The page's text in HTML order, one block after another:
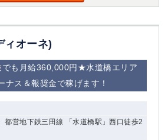
オーネ)
でも月給360,000円★水道橋エリア
ナス＆報奨金で稼げます！
都営地下鉄三田線 「水道橋駅」西口徒歩2